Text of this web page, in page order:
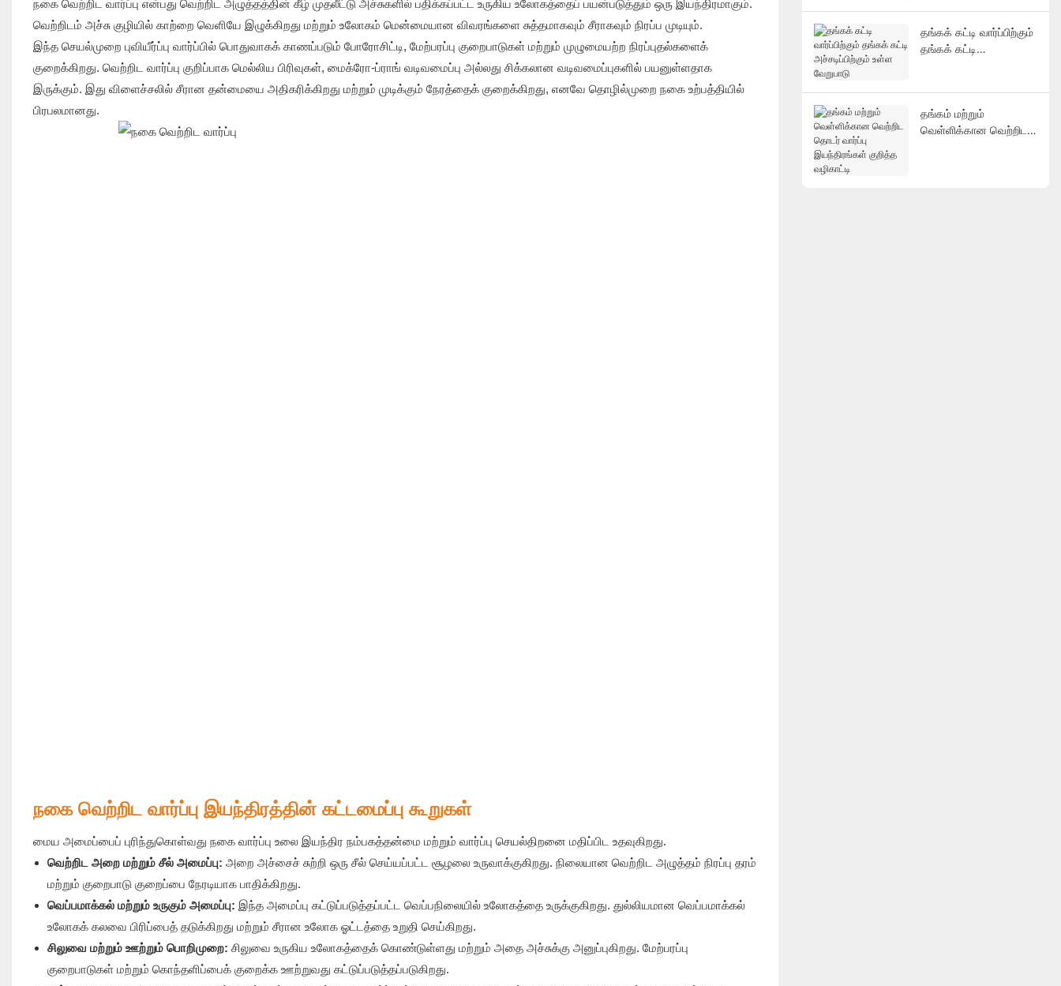
நகை வெற்றிட வார்ப்பு என்பது வெற்றிட அழுத்தத்தின் கீழ் முதலீட்டு அச்சுகளில் பதிக்கப்பட்ட உருகிய உலோகத்தைப் பயன்படுத்தும் ஒரு இயந்திரமாகும்.
வெற்றிடம் அச்சு குழியில் காற்றை வெளியே இழுக்கிறது மற்றும் உலோகம் மென்மையான விவரங்களை சுத்தமாகவும் சீராகவும் நிரப்ப முடியும்.
இந்த செயல்முறை புவியீர்ப்பு வார்ப்பில் பொதுவாகக் காணப்படும் போரோசிட்டி, மேற்பரப்பு குறைபாடுகள் மற்றும் முழுமையற்ற நிரப்புதல்களைக்
குறைக்கிறது. வெற்றிட வார்ப்பு குறிப்பாக மெல்லிய பிரிவுகள், மைக்ரோ-ப்ராங் வடிவமைப்பு அல்லது சிக்கலான வடிவமைப்புகளில் பயனுள்ளதாக
இருக்கும். இது விளைச்சலில் சீரான தன்மையை அதிகரிக்கிறது மற்றும் முடிக்கும் நேரத்தைக் குறைக்கிறது, எனவே தொழில்முறை நகை உற்பத்தியில்
பிரபலமானது.
நகை வெற்றிட வார்ப்பு இயந்திரத்தின் கட்டமைப்பு கூறுகள்
மைய அமைப்பைப் புரிந்துகொள்வது நகை வார்ப்பு உலை இயந்திர நம்பகத்தன்மை மற்றும் வார்ப்பு செயல்திறனை மதிப்பிட உதவுகிறது.
வெற்றிட அறை மற்றும் சீல் அமைப்பு: அறை அச்சைச் சுற்றி ஒரு சீல் செய்யப்பட்ட சூழலை உருவாக்குகிறது. நிலையான வெற்றிட அழுத்தம் நிரப்பு தரம்
மற்றும் குறைபாடு குறைப்பை நேரடியாக பாதிக்கிறது.
வெப்பமாக்கல் மற்றும் உருகும் அமைப்பு: இந்த அமைப்பு கட்டுப்படுத்தப்பட்ட வெப்பநிலையில் உலோகத்தை உருக்குகிறது. துல்லியமான வெப்பமாக்கல்
உலோகக் கலவை பிரிப்பைத் தடுக்கிறது மற்றும் சீரான உலோக ஓட்டத்தை உறுதி செய்கிறது.
சிலுவை மற்றும் ஊற்றும் பொறிமுறை: சிலுவை உருகிய உலோகத்தைக் கொண்டுள்ளது மற்றும் அதை அச்சுக்கு அனுப்புகிறது. மேற்பரப்பு
குறைபாடுகள் மற்றும் கொந்தளிப்பைக் குறைக்க ஊற்றுவது கட்டுப்படுத்தப்படுகிறது.
தங்கக் கட்டி வார்ப்பிற்கும்
தங்கக் கட்டி
தங்கம் மற்றும்
வெள்ளிக்கான வெற்றிட